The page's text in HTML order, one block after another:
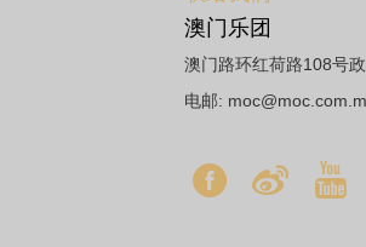
澳门乐团
澳门路环红荷路108号
电邮: